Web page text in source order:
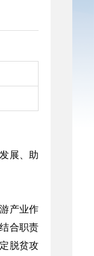
展、助
产业作
合职责
脱贫攻